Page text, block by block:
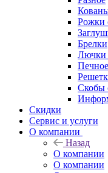
Рожки
Брелки
Лючки
Скобы
Скидки
Сервис и услуги
О компании
Назад
О компании
О компании